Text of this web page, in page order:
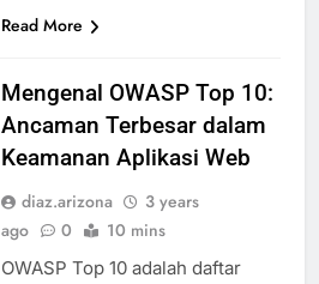
Read More
Mengenal OWASP Top 10:
Ancaman Terbesar dalam
Keamanan Aplikasi Web
diaz.arizona
3 years
ago
0 10 mins
OWASP Top 10 adalah daftar